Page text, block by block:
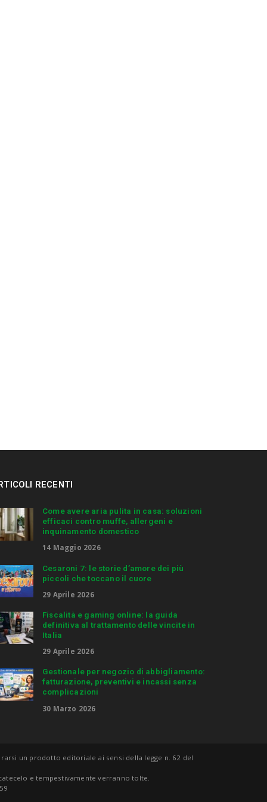
RECENTI
Come avere aria pulita in casa: soluzioni
efficaci contro muffe, allergeni e
inquinamento domestico
14 Maggio 2026
Cesaroni 7: le storie d’amore dei più
piccoli che toccano il cuore
29 Aprile 2026
Fiscalità e gaming online: la guida
definitiva al trattamento delle vincite in
Italia
29 Aprile 2026
Gestionale per negozio di abbigliamento:
fatturazione, preventivi e incassi senza
complicazioni
30 Marzo 2026
un prodotto editoriale ai sensi della legge n. 62 del
e tempestivamente verranno tolte.